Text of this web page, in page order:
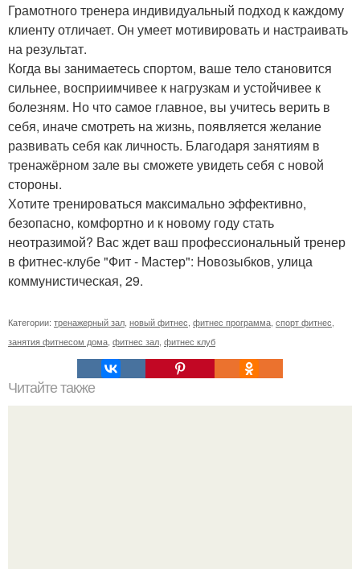
Грамотного тренера индивидуальный подход к каждому
клиенту отличает. Он умеет мотивировать и настраивать
на результат.
Когда вы занимаетесь спортом, ваше тело становится
сильнее, восприимчивее к нагрузкам и устойчивее к
болезням. Но что самое главное, вы учитесь верить в
себя, иначе смотреть на жизнь, появляется желание
развивать себя как личность. Благодаря занятиям в
тренажёрном зале вы сможете увидеть себя с новой
стороны.
Хотите тренироваться максимально эффективно,
безопасно, комфортно и к новому году стать
неотразимой? Вас ждет ваш профессиональный тренер
в фитнес-клубе "Фит - Мастер": Новозыбков, улица
коммунистическая, 29.
Категории: тренажерный зал новый фитнес фитнес программа спорт фитнес
занятия фитнесом дома фитнес зал фитнес клуб
Читайте также